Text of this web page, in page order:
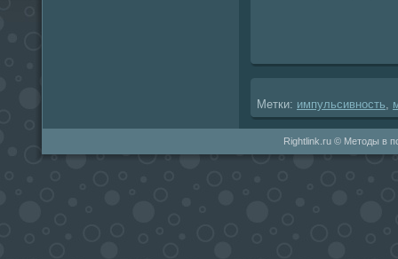
Метки: импульсивность
Rightlink.ru © Методы в